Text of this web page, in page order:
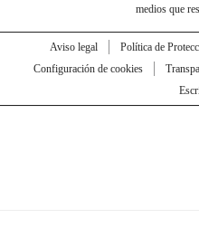
medios que
Aviso legal Política de
Configuración de cookies